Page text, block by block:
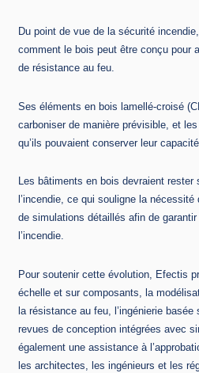
Du point de vue de la sécurité
comment le bois peut être conçu pour
de résistance au feu.
Ses éléments en bois lamellé-croisé
carboniser de manière prévisible, et
qu’ils pouvaient conserver leur
Les bâtiments en bois devraient rester
l’incendie, ce qui souligne la nécessité
de simulations détaillés afin de
l’incendie.
Pour soutenir cette évolution, Efectis
échelle et sur composants, la
la résistance au feu, l’ingénierie
revues de conception intégrées avec
également une assistance à
les architectes, les ingénieurs et les